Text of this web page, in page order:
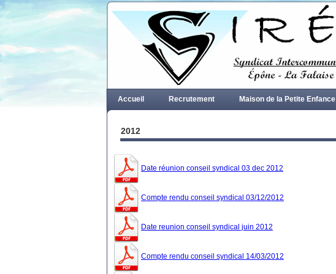
Accueil Recrutement Maison de la Petite Enfance
2012
Date réunion conseil syndical 03 dec 2012
Compte rendu conseil syndical 03/12/2012
Date reunion conseil syndical juin 2012
Compte rendu conseil syndical 14/03/2012